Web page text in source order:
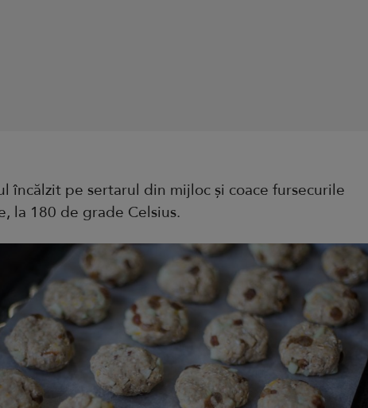
încălzit pe sertarul din mijloc și coace fursecurile
la 180 de grade Celsius.